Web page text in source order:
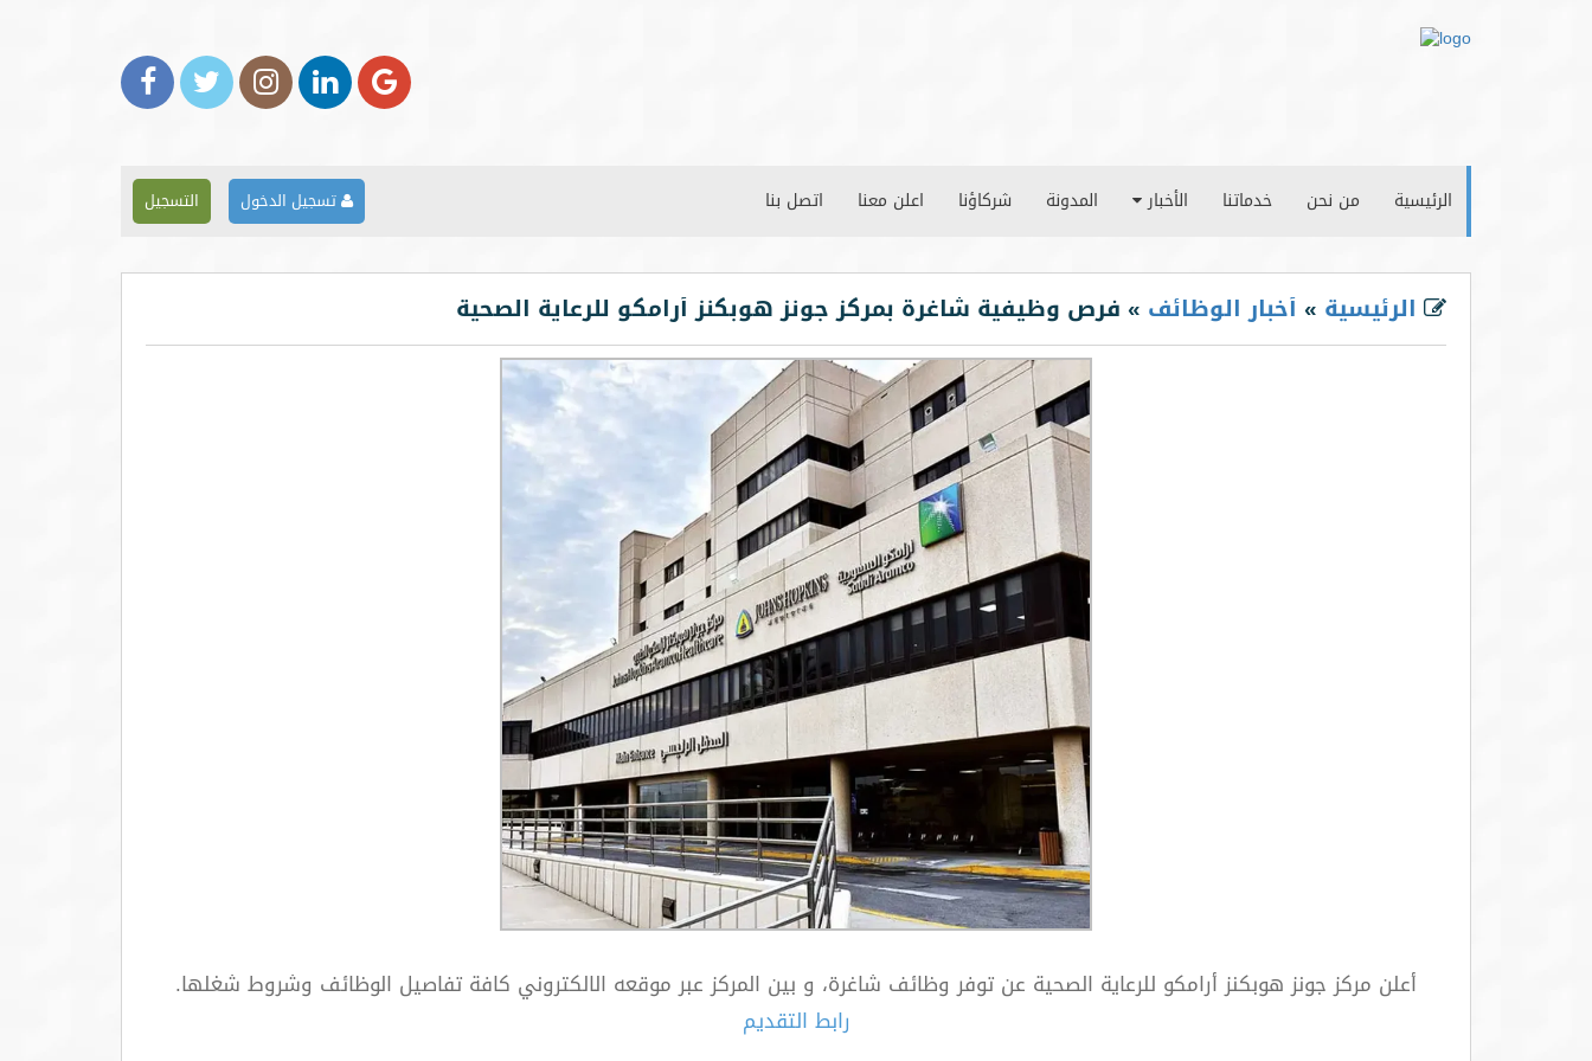
الرئيسية من نحن خدماتنا الأخبار المدونة شركاؤنا اعلن معنا اتصل بنا التسجيل تسجيل الدخول
الرئيسية »أخبار الوظائف » فرص وظيفية شاغرة بمركز جونز هوبكنز أرامكو للرعاية الصحية
أعلن مركز جونز هوبكنز أرامكو للرعاية الصحية عن توفر وظائف شاغرة، و بين المركز عبر موقعه الالكتروني كافة تفاصيل الوظائف وشروط شغلها.
رابط التقديم